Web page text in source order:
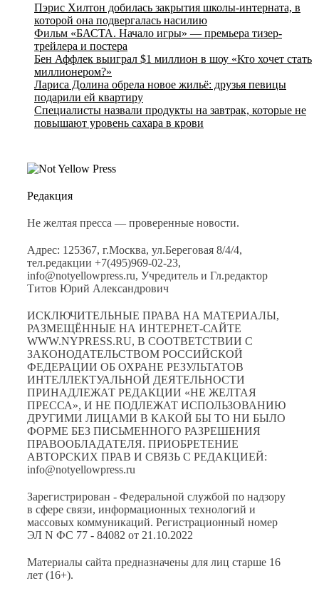
Пэрис Хилтон добилась закрытия школы-интерната, в
которой она подвергалась насилию
Фильм «БАСТА. Начало игры» — премьера тизер-
трейлера и постера
Бен Аффлек выиграл $1 миллион в шоу «Кто хочет стать
миллионером?»
Лариса Долина обрела новое жильё: друзья певицы
подарили ей квартиру
Специалисты назвали продукты на завтрак, которые не
повышают уровень сахара в крови
Редакция
Не желтая пресса — проверенные новости.
Адрес: 125367, г.Москва, ул.Береговая 8/4/4,
тел.редакции +7(495)969-02-23,
info@notyellowpress.ru, Учредитель и Гл.редактор
Титов Юрий Александрович
ИСКЛЮЧИТЕЛЬНЫЕ ПРАВА НА МАТЕРИАЛЫ,
РАЗМЕЩЁННЫЕ НА ИНТЕРНЕТ-САЙТЕ
WWW.NYPRESS.RU, В СООТВЕТСТВИИ С
ЗАКОНОДАТЕЛЬСТВОМ РОССИЙСКОЙ
ФЕДЕРАЦИИ ОБ ОХРАНЕ РЕЗУЛЬТАТОВ
ИНТЕЛЛЕКТУАЛЬНОЙ ДЕЯТЕЛЬНОСТИ
ПРИНАДЛЕЖАТ РЕДАКЦИИ «НЕ ЖЕЛТАЯ
ПРЕССА», И НЕ ПОДЛЕЖАТ ИСПОЛЬЗОВАНИЮ
ДРУГИМИ ЛИЦАМИ В КАКОЙ БЫ ТО НИ БЫЛО
ФОРМЕ БЕЗ ПИСЬМЕННОГО РАЗРЕШЕНИЯ
ПРАВООБЛАДАТЕЛЯ. ПРИОБРЕТЕНИЕ
АВТОРСКИХ ПРАВ И СВЯЗЬ С РЕДАКЦИЕЙ:
info@notyellowpress.ru
Зарегистрирован - Федеральной службой по надзору
в сфере связи, информационных технологий и
массовых коммуникаций. Регистрационный номер
ЭЛ N ФС 77 - 84082 от 21.10.2022
Материалы сайта предназначены для лиц старше 16
лет (16+).